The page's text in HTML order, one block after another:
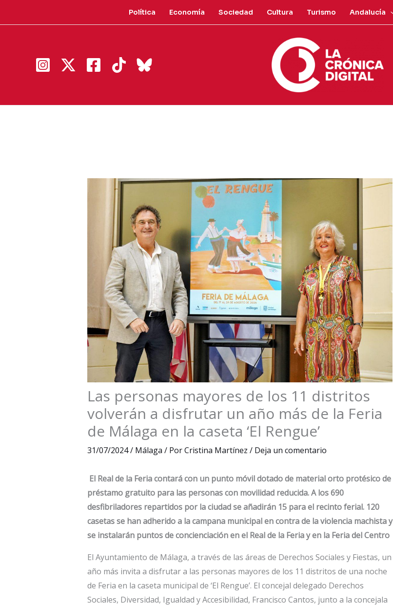
Política Economía Sociedad Cultura Turismo Andalucía
Las personas mayores de los 11 distritos
volverán a disfrutar un año más de la Feria
de Málaga en la caseta ‘El Rengue’
31/07/2024/ Málaga / PorCristina Martínez / Deja un comentario
El Real de la Feria contará con un punto móvil dotado de material orto protésico de
préstamo gratuito para las personas con movilidad reducida. A los 690
desfibriladores repartidos por la ciudad se añadirán 15 para el recinto ferial. 120
casetas se han adherido a la campana municipal en contra de la violencia machista y
se instalarán puntos de concienciación en el Real de la Feria y en la Feria del Centro
El Ayuntamiento de Málaga, a través de las áreas de Derechos Sociales y Fiestas, un
año más invita a disfrutar a las personas mayores de los 11 distritos de una noche
de Feria en la caseta municipal de ‘El Rengue’. El concejal delegado Derechos
Sociales, Diversidad, Igualdad y Accesibilidad, Francisco Cantos, junto a la concejala